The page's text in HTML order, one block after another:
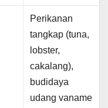
Perikanan
tangkap (tuna,
lobster,
cakalang),
budidaya
udang vaname